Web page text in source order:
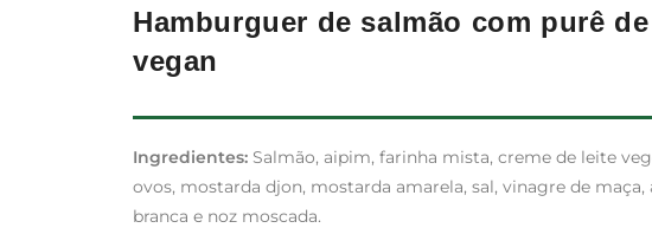
Hamburguer de salmão com purê
vegan
Ingredientes: Salmão, aipim, farinha mista, creme de leite
ovos, mostarda djon, mostarda amarela, sal, vinagre de
branca e noz moscada.